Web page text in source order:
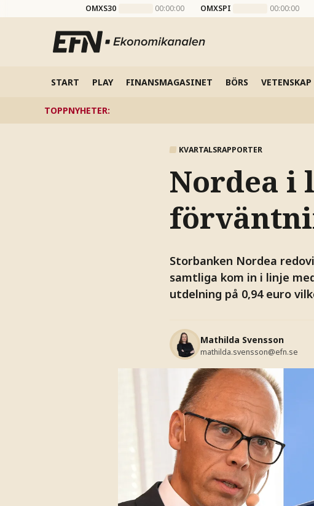
OMXS30 00:00:00 OMXSPI 00:00:00
START PLAY FINANSMAGASINET BÖRS VETENSKAP
TOPPNYHETER:
KVARTALSRAPPORTER
Nordea i
Storbanken Nordea
samtliga kom in i linje
utdelning på 0,94 euro
Mathilda Svensson
mathilda.svensson@efn.se